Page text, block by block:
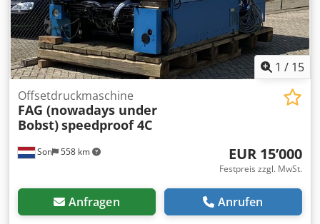
1 / 15
Son 558 km
Offsetdruckmaschine
FAG (nowadays under
Bobst)speedproof 4C
EUR 15’000
Festpreis zzgl. MwSt.
Anfragen Anrufen